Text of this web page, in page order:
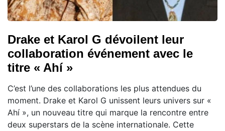
Drake et Karol G dévoilent leur
collaboration événement avec le
titre « Ahí »
C’est l’une des collaborations les plus attendues du
moment. Drake et Karol G unissent leurs univers sur «
Ahí », un nouveau titre qui marque la rencontre entre
deux superstars de la scène internationale. Cette